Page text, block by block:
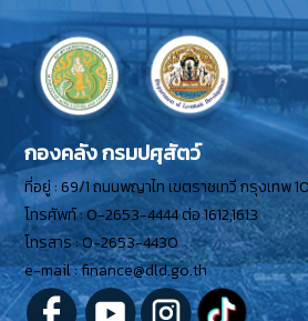
กองคลัง กรมปศุสัตว์
ที่อยู่ : 69/1 ถนนพญาไท เขตราชเทวี กรุงเทพ
โทรศัพท์ : 0-2653-4444 ต่อ 1612,1613
โทรสาร : 0-2653-4430
e-mail : finance@dld.go.th